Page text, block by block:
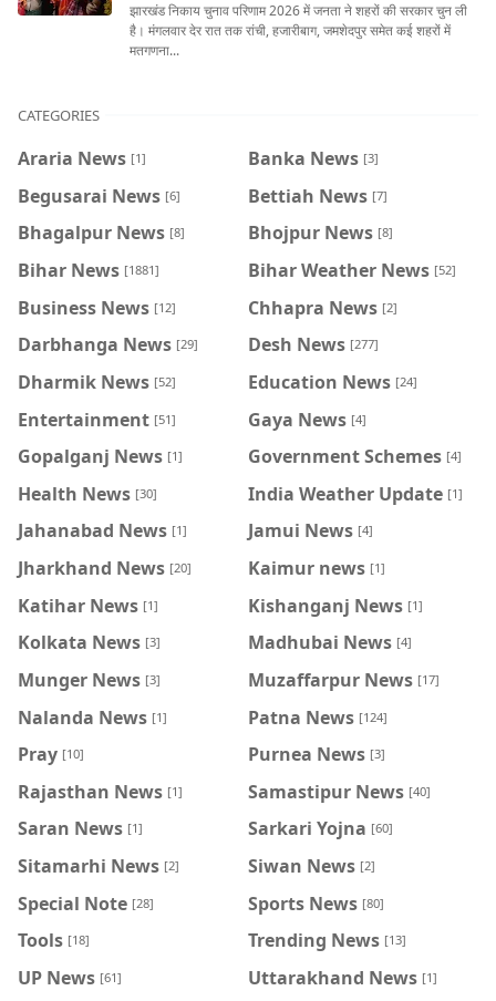
झारखंड निकाय चुनाव परिणाम 2026 में जनता ने शहरों की सरकार चुन ली
है। मंगलवार देर रात तक रांची, हजारीबाग, जमशेदपुर समेत कई शहरों में
मतगणना...
CATEGORIES
Araria News [1] Banka News [3]
Begusarai News [6] Bettiah News [7]
Bhagalpur News [8] Bhojpur News [8]
Bihar News [1881] Bihar Weather News [52]
Business News [12] Chhapra News [2]
Darbhanga News [29] Desh News [277]
Dharmik News [52] Education News [24]
Entertainment [51] Gaya News [4]
Gopalganj News [1] Government Schemes [4]
Health News [30] India Weather Update [1]
Jahanabad News [1] Jamui News [4]
Jharkhand News [20] Kaimur news [1]
Katihar News [1] Kishanganj News [1]
Kolkata News [3] Madhubai News [4]
Munger News [3] Muzaffarpur News [17]
Nalanda News [1] Patna News [124]
Pray [10] Purnea News [3]
Rajasthan News [1] Samastipur News [40]
Saran News [1] Sarkari Yojna [60]
Sitamarhi News [2] Siwan News [2]
Special Note [28] Sports News [80]
Tools [18] Trending News [13]
UP News [61] Uttarakhand News [1]